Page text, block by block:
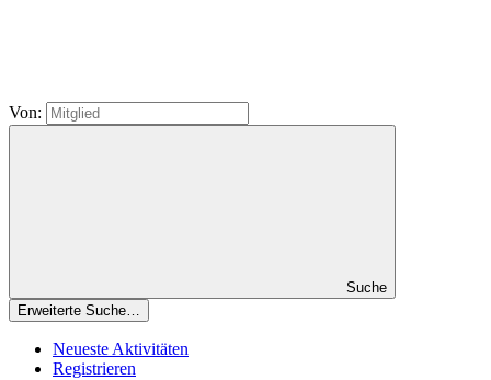
Von:
Suche
Erweiterte Suche…
Neueste Aktivitäten
Registrieren